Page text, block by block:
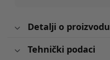
Detalji o proizvodu
Tehnički podaci